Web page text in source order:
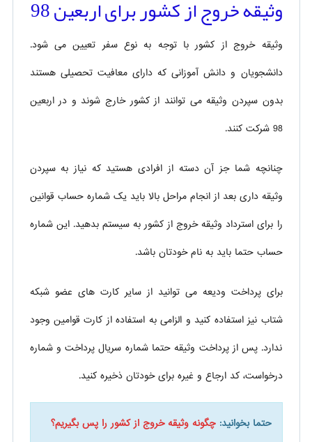
وثیقه خروج از کشور برای اربعین 98
وثیقه خروج از کشور با توجه به نوع سفر تعیین می شود.
دانشجویان و دانش آموزانی که دارای معافیت تحصیلی هستند
بدون سپردن وثیقه می توانند از کشور خارج شوند و در اربعین
98 شرکت کنند.
چنانچه شما جز آن دسته از افرادی هستید که نیاز به سپردن
وثیقه داری بعد از انجام مراحل بالا باید یک شماره حساب قوانین
را برای استرداد وثیقه خروج از کشور به سیستم بدهید. این شماره
حساب حتما باید به نام خودتان باشد.
برای پرداخت ودیعه می توانید از سایر کارت های عضو شبکه
شتاب نیز استفاده کنید و الزامی به استفاده از کارت قوامین وجود
ندارد. پس از پرداخت وثیقه حتما شماره سریال پرداخت و شماره
درخواست، کد ارجاع و غیره برای خودتان ذخیره کنید.
حتما بخوانید:چگونه وثیقه خروج از کشور را پس بگیریم؟